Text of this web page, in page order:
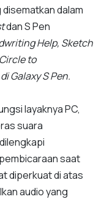
disematkan dalam
dan S Pen
Help, Sketch
Circle to
Galaxy S Pen.
layaknya PC,
suara
saat
diperkuat di atas
audio yang